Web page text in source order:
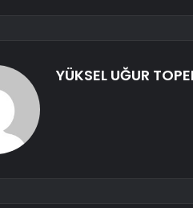
YÜKSEL UĞUR